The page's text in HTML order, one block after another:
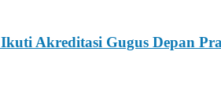
Ikuti Akreditasi Gugus Depan